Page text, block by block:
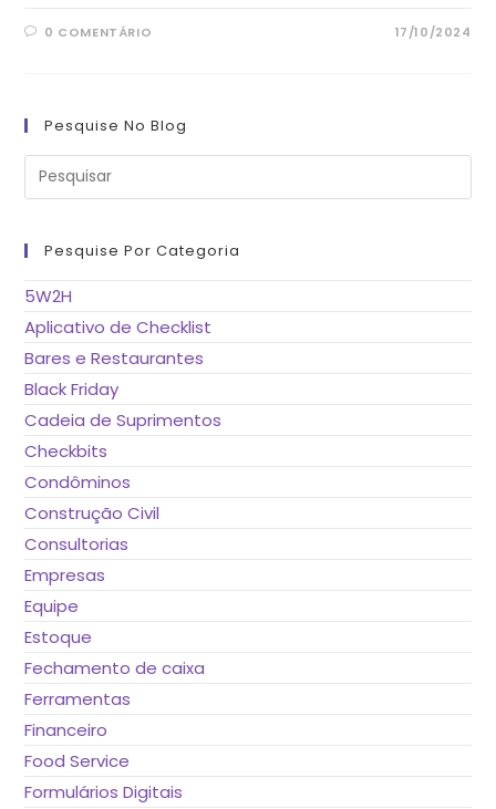
0 COMENTÁRIO 17/10/2024
Pesquise No Blog
Pesquise Por Categoria
5W2H
Aplicativo de Checklist
Bares e Restaurantes
Black Friday
Cadeia de Suprimentos
Checkbits
Condôminos
Construção Civil
Consultorias
Empresas
Equipe
Estoque
Fechamento de caixa
Ferramentas
Financeiro
Food Service
Formulários Digitais